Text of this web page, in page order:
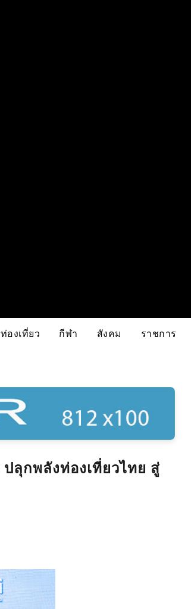
ท่องเที่ยว กีฬา สังคม ราชการ
ลุกพลังท่องเที่ยวไทย สู่